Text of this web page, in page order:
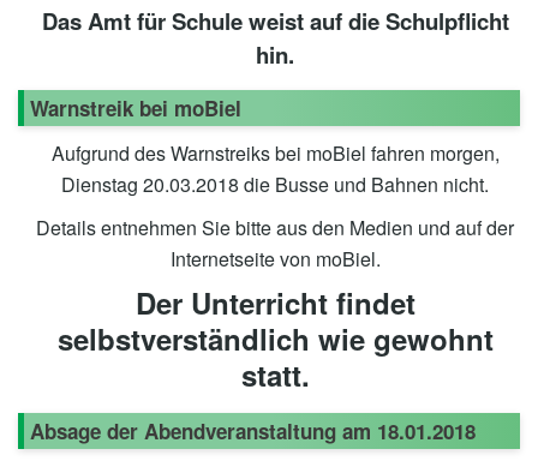
Das Amt für Schule weist auf die Schulpflicht
hin.
Warnstreik bei moBiel
Aufgrund des Warnstreiks bei moBiel fahren morgen,
Dienstag 20.03.2018 die Busse und Bahnen nicht.
Details entnehmen Sie bitte aus den Medien und auf der
Internetseite von moBiel.
Der Unterricht findet
selbstverständlich wie gewohnt
statt.
Absage der Abendveranstaltung am 18.01.2018